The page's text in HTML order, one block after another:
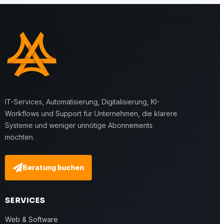
IT-Services, Automatisierung, Digitalisierung, KI-
Workflows und Support für Unternehmen, die klarere
Systeme und weniger unnötige Abonnements
möchten.
Beratung buchen
SERVICES
Web & Software